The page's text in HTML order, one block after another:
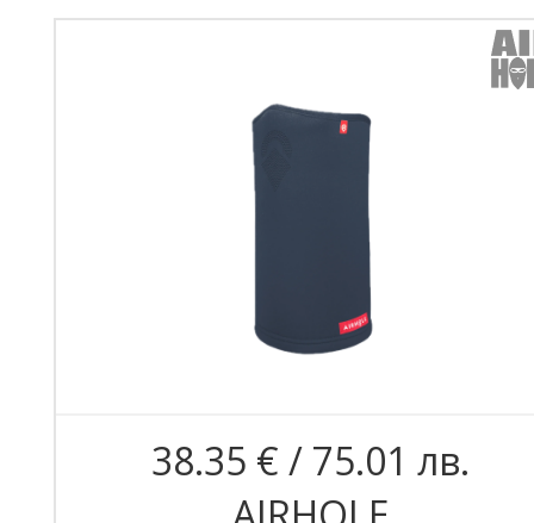
38.35 € / 75.01 лв.